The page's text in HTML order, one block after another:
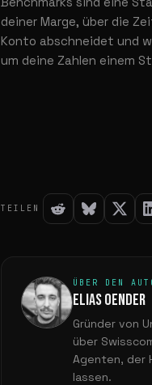
deiner Marge, über die
Konto abschneidet und
um deine Zahlen einem
TEILEN
ÜBER DEN
ELIAS OENDER
Gründer von
über
Agenten, der
lassen.